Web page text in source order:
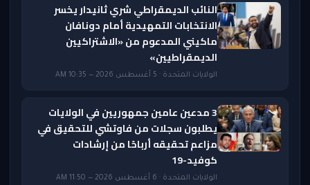
النائب الديمقراطي شري ثانيدار يخسر
الانتخابات التمهيدية أمام دونافان
ماكيني المدعوم من «الاشتراكيين
الديمقراطيين»
الولايات المتحدة · 5 أغسطس 2026 — 10:35 AM
3 مدعين عامين جمهوريين في الولايات
يطلبون سجلات من فاوتشي للتحقيق في
مزاعم تحقيقه أرباحًا من إرشادات
كوفيد-19
الولايات المتحدة · 6 أغسطس 2026 — 11:50 AM